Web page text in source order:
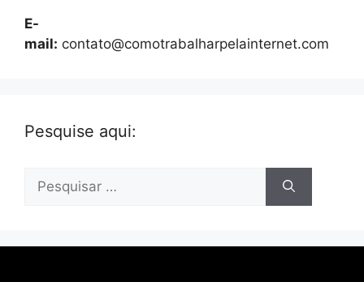
E-
mail: contato@comotrabalharpelainternet.com
Pesquise aqui:
Pesquisar